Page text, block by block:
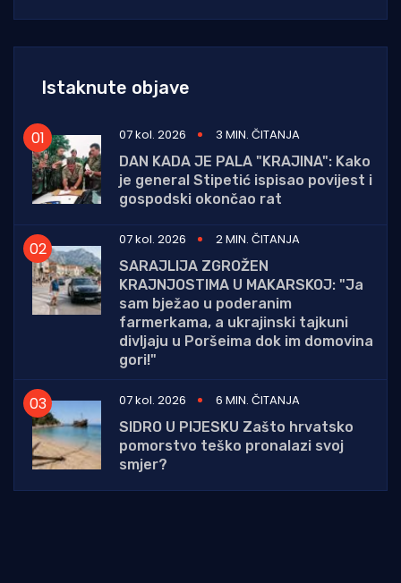
Istaknute objave
07 kol. 2026
3 MIN. ČITANJA
DAN KADA JE PALA "KRAJINA": Kako
je general Stipetić ispisao povijest i
gospodski okončao rat
07 kol. 2026
2 MIN. ČITANJA
SARAJLIJA ZGROŽEN
KRAJNJOSTIMA U MAKARSKOJ: "Ja
sam bježao u poderanim
farmerkama, a ukrajinski tajkuni
divljaju u Poršeima dok im domovina
gori!"
07 kol. 2026
6 MIN. ČITANJA
SIDRO U PIJESKU Zašto hrvatsko
pomorstvo teško pronalazi svoj
smjer?